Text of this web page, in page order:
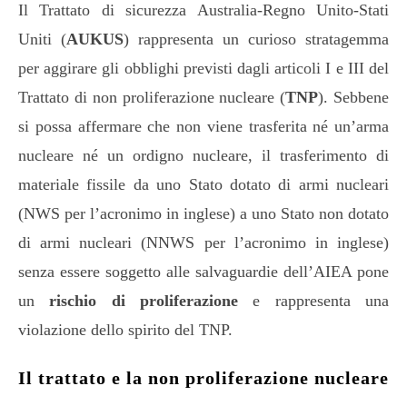
Il Trattato di sicurezza Australia-Regno Unito-Stati
Uniti (AUKUS) rappresenta un curioso stratagemma
per aggirare gli obblighi previsti dagli articoli I e III del
Trattato di non proliferazione nucleare (TNP). Sebbene
si possa affermare che non viene trasferita né un’arma
nucleare né un ordigno nucleare, il trasferimento di
materiale fissile da uno Stato dotato di armi nucleari
(NWS per l’acronimo in inglese) a uno Stato non dotato
di armi nucleari (NNWS per l’acronimo in inglese)
senza essere soggetto alle salvaguardie dell’AIEA pone
unrischio di proliferazione e rappresenta una
violazione dello spirito del TNP.
Il trattato e la non proliferazione nucleare